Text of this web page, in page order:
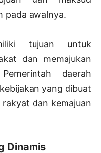
pada awalnya.
tujuan untuk
dan memajukan
daerah
yang dibuat
dan kemajuan
Dinamis